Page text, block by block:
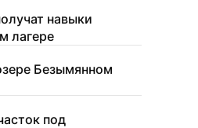
навыки
лагере
Безымянном
под